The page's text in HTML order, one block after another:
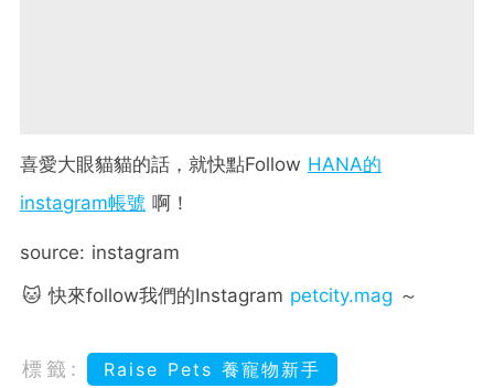
喜愛大眼貓貓的話，就快點Follow HANA的
instagram帳號 啊！
source: instagram
🐱 快來follow我們的Instagram petcity.mag ～
標籤: Raise Pets 養寵物新手